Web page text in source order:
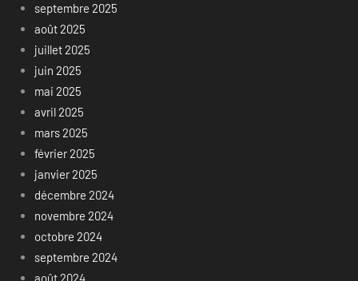
septembre 2025
août 2025
juillet 2025
juin 2025
mai 2025
avril 2025
mars 2025
février 2025
janvier 2025
décembre 2024
novembre 2024
octobre 2024
septembre 2024
août 2024